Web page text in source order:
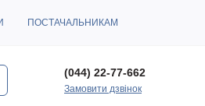
ПОСТАЧАЛЬНИКАМ
(044) 22-77-662
Замовити дзвінок